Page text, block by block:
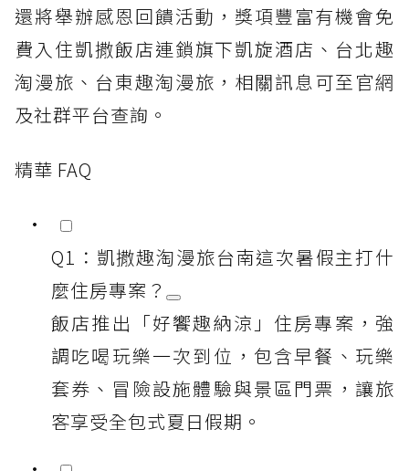
還將舉辦感恩回饋活動，獎項豐富有機會免
費入住凱撒飯店連鎖旗下凱旋酒店、台北趣
淘漫旅、台東趣淘漫旅，相關訊息可至官網
及社群平台查詢。
精華 FAQ
Q1：凱撒趣淘漫旅台南這次暑假主打什
麼住房專案？
飯店推出「好饗趣納涼」住房專案，強
調吃喝玩樂一次到位，包含早餐、玩樂
套券、冒險設施體驗與景區門票，讓旅
客享受全包式夏日假期。